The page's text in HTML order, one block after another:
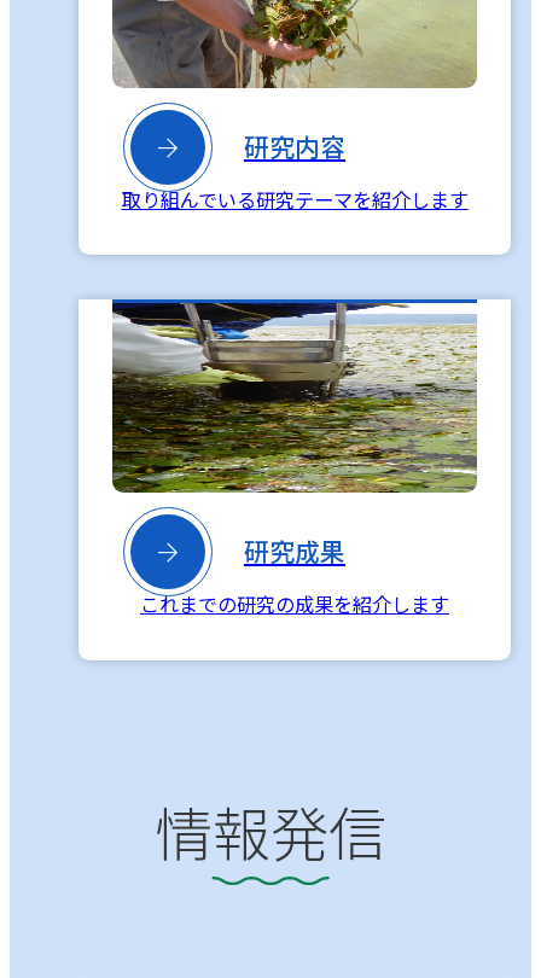
 研究内容
取り組んでいる研究テーマを紹介します
 研究成果
これまでの研究の成果を紹介します
情報発信